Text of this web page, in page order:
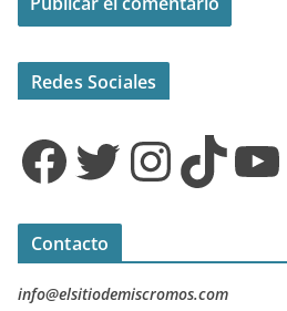
Redes Sociales
Facebook Twitter InstagramTikTok YouTube
Contacto
info@elsitiodemiscromos.com